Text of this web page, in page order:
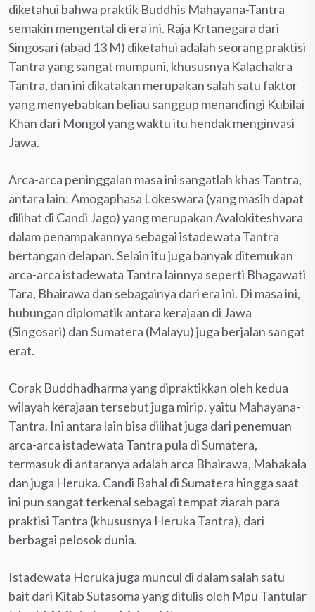
diketahui bahwa praktik Buddhis Mahayana-Tantra
semakin mengental di era ini. Raja Krtanegara dari
Singosari (abad 13 M) diketahui adalah seorang praktisi
Tantra yang sangat mumpuni, khususnya Kalachakra
Tantra, dan ini dikatakan merupakan salah satu faktor
yang menyebabkan beliau sanggup menandingi Kubilai
Khan dari Mongol yang waktu itu hendak menginvasi
Jawa.
Arca-arca peninggalan masa ini sangatlah khas Tantra,
antara lain: Amogaphasa Lokeswara (yang masih dapat
dilihat di Candi Jago) yang merupakan Avalokiteshvara
dalam penampakannya sebagai istadewata Tantra
bertangan delapan. Selain itu juga banyak ditemukan
arca-arca istadewata Tantra lainnya seperti Bhagawati
Tara, Bhairawa dan sebagainya dari era ini. Di masa ini,
hubungan diplomatik antara kerajaan di Jawa
(Singosari) dan Sumatera (Malayu) juga berjalan sangat
erat.
Corak Buddhadharma yang dipraktikkan oleh kedua
wilayah kerajaan tersebut juga mirip, yaitu Mahayana-
Tantra. Ini antara lain bisa dilihat juga dari penemuan
arca-arca istadewata Tantra pula di Sumatera,
termasuk di antaranya adalah arca Bhairawa, Mahakala
dan juga Heruka. Candi Bahal di Sumatera hingga saat
ini pun sangat terkenal sebagai tempat ziarah para
praktisi Tantra (khususnya Heruka Tantra), dari
berbagai pelosok dunia.
Istadewata Heruka juga muncul di dalam salah satu
bait dari Kitab Sutasoma yang ditulis oleh Mpu Tantular